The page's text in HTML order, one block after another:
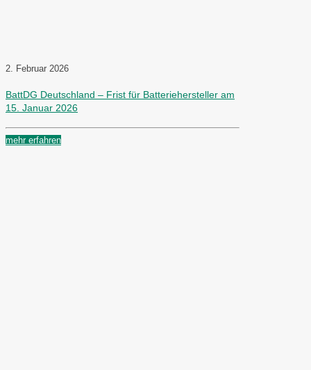
2. Februar 2026
BattDG Deutschland – Frist für Batteriehersteller am
15. Januar 2026
mehr erfahren